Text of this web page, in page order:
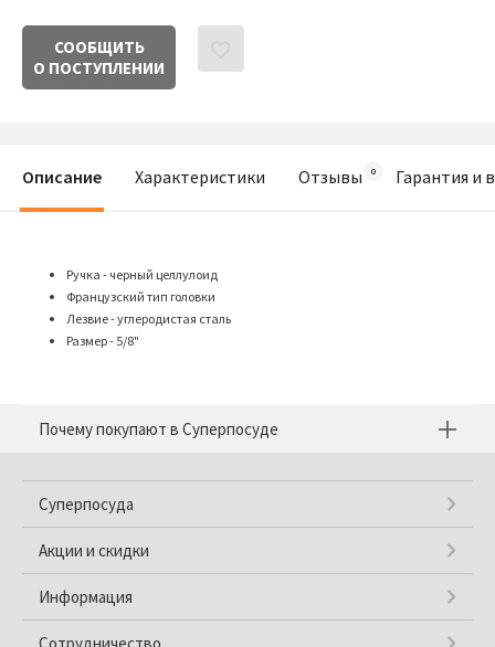
СООБЩИТЬ
О ПОСТУПЛЕНИИ
Описание Характеристики Отзывы Гарантия и
Ручка - черный целлулоид
Французский тип головки
Лезвие - углеродистая сталь
Размер - 5/8"
Почему покупают в Суперпосуде
Суперпосуда
Акции и скидки
Информация